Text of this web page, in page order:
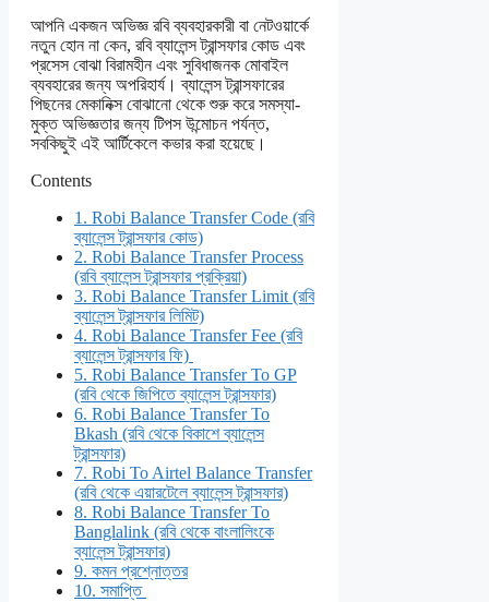
আপনি একজন অভিজ্ঞ রবি ব্যবহারকারী বা নেটওয়ার্কে
নতুন হোন না কেন, রবি ব্যালেন্স ট্রান্সফার কোড এবং
প্রসেস বোঝা বিরামহীন এবং সুবিধাজনক মোবাইল
ব্যবহারের জন্য অপরিহার্য। ব্যালেন্স ট্রান্সফারের
পিছনের মেকানিক্স বোঝানো থেকে শুরু করে সমস্যা-
মুক্ত অভিজ্ঞতার জন্য টিপস উন্মোচন পর্যন্ত,
সবকিছুই এই আর্টিকেলে কভার করা হয়েছে।
Contents
1. Robi Balance Transfer Code (রবি
ব্যালেন্স ট্রান্সফার কোড)
2. Robi Balance Transfer Process
(রবি ব্যালেন্স ট্রান্সফার প্রক্রিয়া)
3. Robi Balance Transfer Limit (রবি
ব্যালেন্স ট্রান্সফার লিমিট)
4. Robi Balance Transfer Fee (রবি
ব্যালেন্স ট্রান্সফার ফি)
5. Robi Balance Transfer To GP
(রবি থেকে জিপিতে ব্যালেন্স ট্রান্সফার)
6. Robi Balance Transfer To
Bkash (রবি থেকে বিকাশে ব্যালেন্স
ট্রান্সফার)
7. Robi To Airtel Balance Transfer
(রবি থেকে এয়ারটেলে ব্যালেন্স ট্রান্সফার)
8. Robi Balance Transfer To
Banglalink (রবি থেকে বাংলালিংকে
ব্যালেন্স ট্রান্সফার)
9. কমন প্রশ্নোত্তর
10. সমাপ্তি